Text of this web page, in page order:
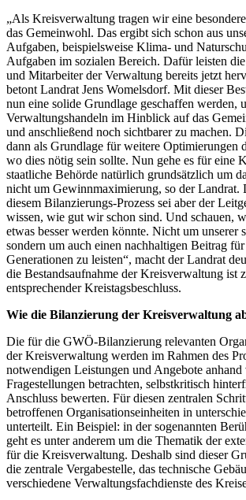
„Als Kreisverwaltung tragen wir eine
das Gemeinwohl. Das ergibt sich schon aus
Aufgaben, beispielsweise Klima- und
Aufgaben im sozialen Bereich. Dafür leisten
und Mitarbeiter der Verwaltung bereits jetzt
betont Landrat Jens Womelsdorf. Mit dieser
nun eine solide Grundlage geschaffen werden,
Verwaltungshandeln im Hinblick auf das
und anschließend noch sichtbarer zu machen.
dann als Grundlage für weitere Optimierungen
wo dies nötig sein sollte. Nun gehe es für eine
staatliche Behörde natürlich grundsätzlich um
nicht um Gewinnmaximierung, so der Landrat.
diesem Bilanzierungs-Prozess sei aber der
wissen, wie gut wir schon sind. Und schauen,
etwas besser werden könnte. Nicht um unserer
sondern um auch einen nachhaltigen Beitrag
Generationen zu leisten“, macht der Landrat
die Bestandsaufnahme der Kreisverwaltung ist
entsprechender Kreistagsbeschluss.
Wie die Bilanzierung der Kreisverwaltung
Die für die GWÖ-Bilanzierung relevanten
der Kreisverwaltung werden im Rahmen des
notwendigen Leistungen und Angebote anhand
Fragestellungen betrachten, selbstkritisch
Anschluss bewerten. Für diesen zentralen
betroffenen Organisationseinheiten in
unterteilt. Ein Beispiel: in der sogenannten
geht es unter anderem um die Thematik der
für die Kreisverwaltung. Deshalb sind dieser
die zentrale Vergabestelle, das technische
verschiedene Verwaltungsfachdienste des